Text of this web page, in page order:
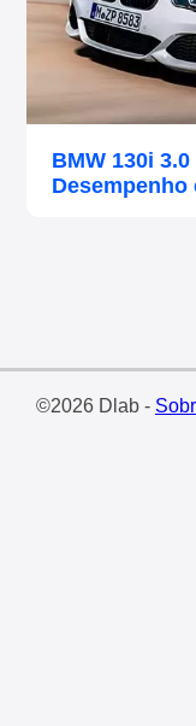
BMW 130i
Desempenho
©2026 Dlab -